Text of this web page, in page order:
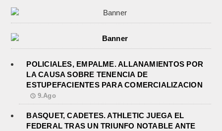
POLICIALES, EMPALME. ALLANAMIENTOS POR
LA CAUSA SOBRE TENENCIA DE
ESTUPEFACIENTES PARA COMERCIALIZACION
9.Ago
BASQUET, CADETES. ATHLETIC JUEGA EL
FEDERAL TRAS UN TRIUNFO NOTABLE ANTE